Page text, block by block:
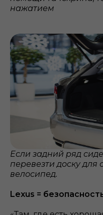
нажатием
Если задний ряд
перевезти доску
велосипед.
Lexus =